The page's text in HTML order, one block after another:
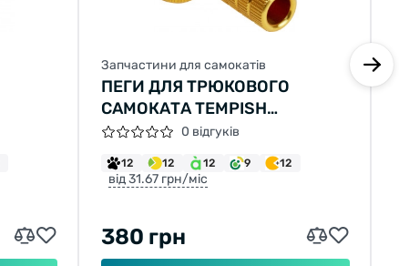
Запчастини для самокатів
ПЕГИ ДЛЯ ТРЮКОВОГО
САМОКАТА TEMPISH
ЗОЛОТИЙ0 відгуків
12 12 12 9 12
від 31.67 грн/міс
380 грн